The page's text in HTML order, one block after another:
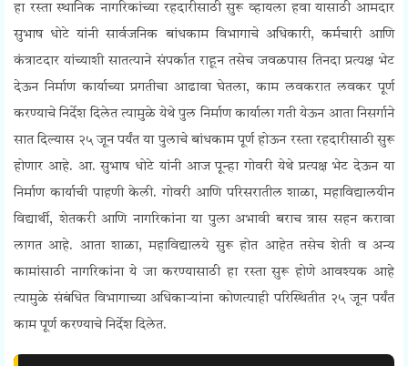
हा रस्ता स्थानिक नागरिकांच्या रहदारीसाठी सुरू व्हायला हवा यासाठी आमदार
सुभाष धोटे यांनी सार्वजनिक बांधकाम विभागाचे अधिकारी, कर्मचारी आणि
कंत्राटदार यांच्याशी सातत्याने संपर्कात राहून तसेच जवळपास तिनदा प्रत्यक्ष भेट
देऊन निर्माण कार्याच्या प्रगतीचा आढावा घेतला, काम लवकरात लवकर पूर्ण
करण्याचे निर्देश दिलेत त्यामुळे येथे पुल निर्माण कार्याला गती येऊन आता निसर्गाने
सात दिल्यास २५ जून पर्यंत या पुलाचे बांधकाम पूर्ण होऊन रस्ता रहदारीसाठी सुरू
होणार आहे. आ. सुभाष धोटे यांनी आज पून्हा गोवरी येथे प्रत्यक्ष भेट देऊन या
निर्माण कार्याची पाहणी केली. गोवरी आणि परिसरातील शाळा, महाविद्यालयीन
विद्यार्थी, शेतकरी आणि नागरिकांना या पुला अभावी बराच त्रास सहन करावा
लागत आहे. आता शाळा, महाविद्यालये सुरू होत आहेत तसेच शेती व अन्य
कामांसाठी नागरिकांना ये जा करण्यासाठी हा रस्ता सुरू होणे आवश्यक आहे
त्यामुळे संबंधित विभागाच्या अधिकाऱ्यांना कोणत्याही परिस्थितीत २५ जून पर्यंत
काम पूर्ण करण्याचे निर्देश दिलेत.